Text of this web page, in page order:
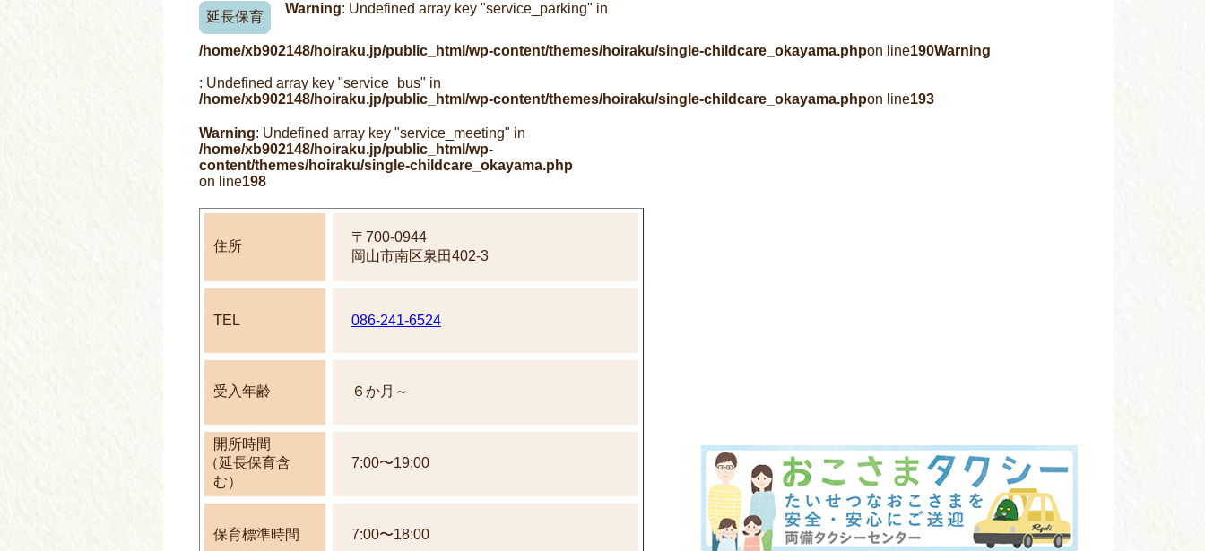
延長保育
Warning: Undefined array key "service_parking" in
/home/xb902148/hoiraku.jp/public_html/wp-content/themes/hoiraku/single-childcare_okayama.phpon line190Warning
: Undefined array key "service_bus" in
/home/xb902148/hoiraku.jp/public_html/wp-content/themes/hoiraku/single-childcare_okayama.phpon line193
Warning: Undefined array key "service_meeting" in
/home/xb902148/hoiraku.jp/public_html/wp-
content/themes/hoiraku/single-childcare_okayama.php
on line198
住所
〒700-0944
岡山市南区泉田402-3
TEL 086-241-6524
受入年齢 ６か月～
開所時間
（延長保育含
む）
7:00〜19:00
保育標準時間 7:00〜18:00